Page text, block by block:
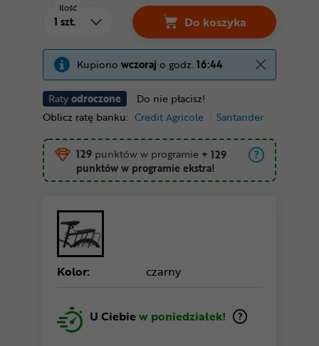
Ratyodroczone
Do nie płacisz!
Oblicz ratę banku: Credit Agricole Santander
Ilość
Do koszyka
Kupiono wczoraj o godz. 16:44
129 punktów w programie + 129
punktów w programie ekstra!
Kolor: czarny
U Ciebiew poniedziałek!